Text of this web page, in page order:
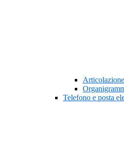
Telefono e posta